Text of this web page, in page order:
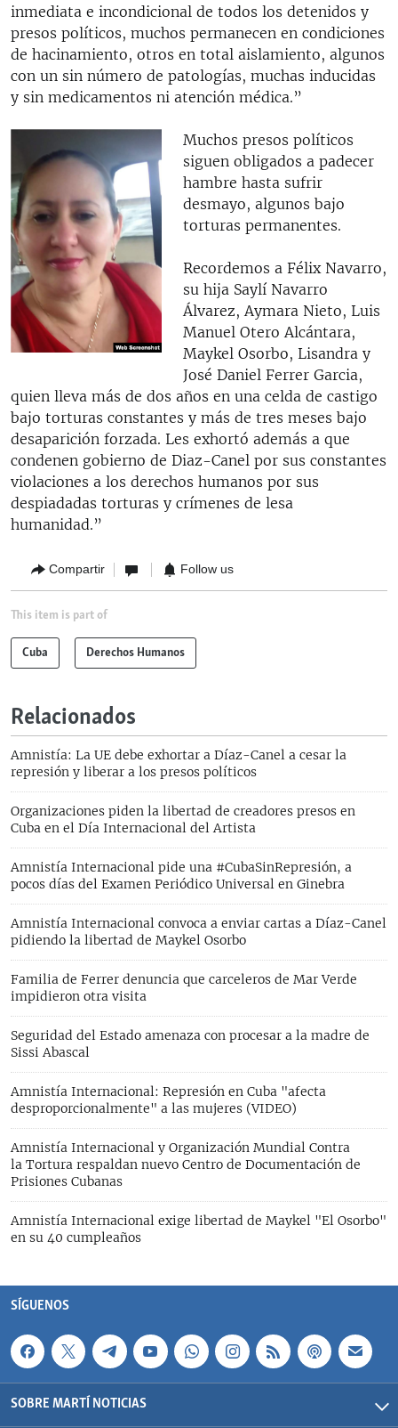
inmediata e incondicional de todos los detenidos y
presos políticos, muchos permanecen en condiciones
de hacinamiento, otros en total aislamiento, algunos
con un sin número de patologías, muchas inducidas
y sin medicamentos ni atención médica.”
Muchos presos políticos
siguen obligados a padecer
hambre hasta sufrir
desmayo, algunos bajo
torturas permanentes.
Recordemos a Félix Navarro,
su hija Saylí Navarro
Álvarez, Aymara Nieto, Luis
Manuel Otero Alcántara,
Maykel Osorbo, Lisandra y
José Daniel Ferrer Garcia,
quien lleva más de dos años en una celda de castigo
bajo torturas constantes y más de tres meses bajo
desaparición forzada. Les exhortó además a que
condenen gobierno de Diaz-Canel por sus constantes
violaciones a los derechos humanos por sus
despiadadas torturas y crímenes de lesa
humanidad.”
Compartir Follow us
This item is part of
Cuba Derechos Humanos
Relacionados
Amnistía: La UE debe exhortar a Díaz-Canel a cesar la
represión y liberar a los presos políticos
Organizaciones piden la libertad de creadores presos en
Cuba en el Día Internacional del Artista
Amnistía Internacional pide una #CubaSinRepresión, a
pocos días del Examen Periódico Universal en Ginebra
Amnistía Internacional convoca a enviar cartas a Díaz-Canel
pidiendo la libertad de Maykel Osorbo
Familia de Ferrer denuncia que carceleros de Mar Verde
impidieron otra visita
Seguridad del Estado amenaza con procesar a la madre de
Sissi Abascal
Amnistía Internacional: Represión en Cuba "afecta
desproporcionalmente" a las mujeres (VIDEO)
Amnistía Internacional y Organización Mundial Contra
la Tortura respaldan nuevo Centro de Documentación de
Prisiones Cubanas
Amnistía Internacional exige libertad de Maykel "El Osorbo"
en su 40 cumpleaños
SÍGUENOS
SOBRE MARTÍ NOTICIAS